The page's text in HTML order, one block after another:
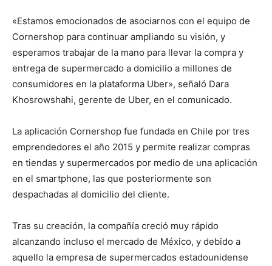
«Estamos emocionados de asociarnos con el equipo de
Cornershop para continuar ampliando su visión, y
esperamos trabajar de la mano para llevar la compra y
entrega de supermercado a domicilio a millones de
consumidores en la plataforma Uber», señaló Dara
Khosrowshahi, gerente de Uber, en el comunicado.
La aplicación Cornershop fue fundada en Chile por tres
emprendedores el año 2015 y permite realizar compras
en tiendas y supermercados por medio de una aplicación
en el smartphone, las que posteriormente son
despachadas al domicilio del cliente.
Tras su creación, la compañía creció muy rápido
alcanzando incluso el mercado de México, y debido a
aquello la empresa de supermercados estadounidense